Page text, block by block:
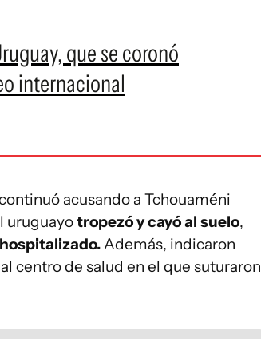
que se coronó
internacional
acusando a Tchouaméni
uruguayotropezó y cayó al suelo,
Además, indicaron
centro de salud en el que suturaron